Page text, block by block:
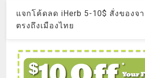
แจกโค้ดลด iHerb 5-10$ สั่งของจ
ตรงถึงเมืองไทย